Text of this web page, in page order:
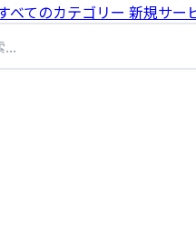
べてのカテゴリー 新規サー